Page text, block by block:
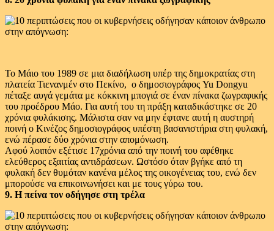
Το Μάιο του 1989 σε μια διαδήλωση υπέρ της δημοκρατίας στη
πλατεία Τιενανμέν στο Πεκίνο, ο δημοσιογράφος Yu Dongyu
πέταξε αυγά γεμάτα με κόκκινη μπογιά σε έναν πίνακα ζωγραφικής
του προέδρου Μάο. Για αυτή του τη πράξη καταδικάστηκε σε 20
χρόνια φυλάκισης. Μάλιστα σαν να μην έφτανε αυτή η αυστηρή
ποινή ο Κινέζος δημοσιογράφος υπέστη βασανιστήρια στη φυλακή,
ενώ πέρασε δύο χρόνια στην απομόνωση.
Αφού λοιπόν εξέτισε 17χρόνια από την ποινή του αφέθηκε
ελεύθερος εξαιτίας αντιδράσεων. Ωστόσο όταν βγήκε από τη
φυλακή δεν θυμόταν κανένα μέλος της οικογένειας του, ενώ δεν
μπορούσε να επικοινωνήσει και με τους γύρω του.
9. Η πείνα τον οδήγησε στη τρέλα